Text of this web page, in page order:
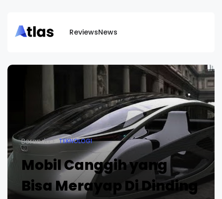
ReviewsNews
Beranda TEKNOLOGI
Mobil Canggih yang
Bisa Merayap Di Dinding